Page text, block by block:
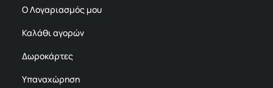
Ο Λογαριασμός μου
Καλάθι αγορών
Δωροκάρτες
Υπαναχώρηση